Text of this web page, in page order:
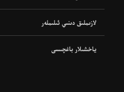
لازىملىق دىنىي ئىلىملەر
ياخشىلار باغچىسى